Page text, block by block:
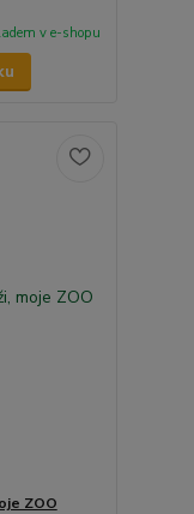
v e-shopu
ZOO